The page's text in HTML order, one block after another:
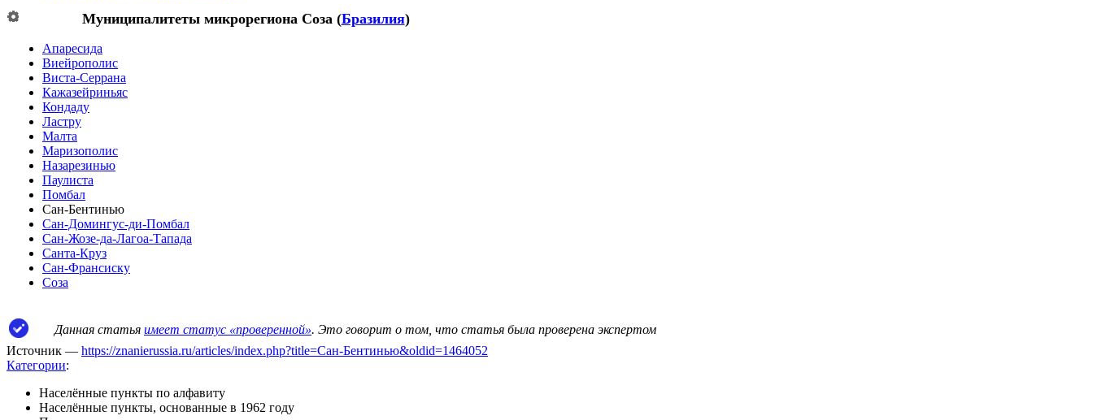
Муниципалитеты микрорегиона Соза (Бразилия)
Апаресида
Виейрополис
Виста-Серрана
Кажазейриньяс
Кондаду
Ластру
Малта
Маризополис
Назарезинью
Паулиста
Помбал
Сан-Бентинью
Сан-Домингус-ди-Помбал
Сан-Жозе-да-Лагоа-Тапада
Санта-Круз
Сан-Франсиску
Соза
Данная статья имеет статус «проверенной». Это говорит о том, что статья была проверена экспертом
Источник — https://znanierussia.ru/articles/index.php?title=Сан-Бентинью&oldid=1464052
Категории:
Населённые пункты по алфавиту
Населённые пункты, основанные в 1962 году